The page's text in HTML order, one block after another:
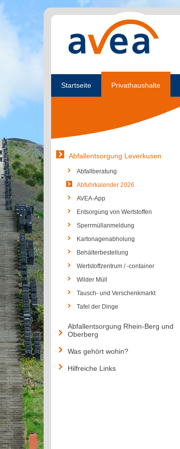
Startseite Privathaushalte
Abfallentsorgung Leverkusen
Abfallberatung
Abfuhrkalender 2026
AVEA-App
Entsorgung von Wertstoffen
Sperrmüllanmeldung
Kartonagenabholung
Behälterbestellung
Wertstoffzentrum / -container
Wilder Müll
Tausch- und Verschenkmarkt
Tafel der Dinge
Abfallentsorgung Rhein-Berg und
Oberberg
Was gehört wohin?
Hilfreiche Links